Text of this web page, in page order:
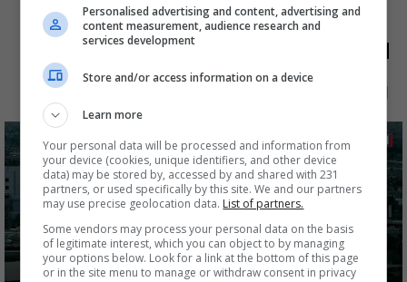
الأكثر قراءة
الآن
Personalised advertising and content, advertising and
content measurement, audience research and
services development
Store and/or access information on a device
Learn more
Your personal data will be processed and information from
your device (cookies, unique identifiers, and other device
data) may be stored by, accessed by and shared with 231
partners, or used specifically by this site. We and our partners
may use precise geolocation data. List of partners.
Some vendors may process your personal data on the basis
of legitimate interest, which you can object to by managing
your options below. Look for a link at the bottom of this page
or in the site menu to manage or withdraw consent in privacy